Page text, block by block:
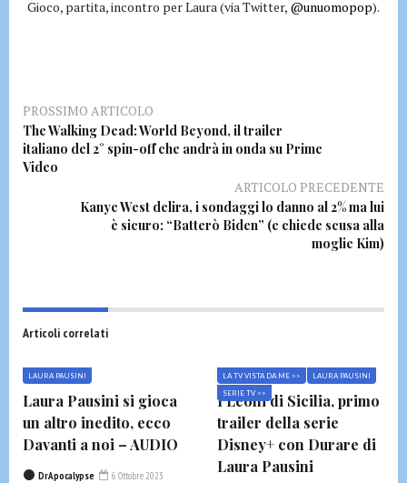
Gioco, partita, incontro per Laura (via Twitter, @unuomopop).
PROSSIMO ARTICOLO
The Walking Dead: World Beyond, il trailer
italiano del 2° spin-off che andrà in onda su Prime
Video
ARTICOLO PRECEDENTE
Kanye West delira, i sondaggi lo danno al 2% ma lui
è sicuro: “Batterò Biden” (e chiede scusa alla
moglie Kim)
Articoli correlati
LAURA PAUSINI
Laura Pausini si gioca
un altro inedito, ecco
Davanti a noi – AUDIO
DrApocalypse 6 Ottobre 2023
LA TV VISTA DA ME >>
LAURA PAUSINI
SERIE TV >>
I Leoni di Sicilia, primo
trailer della serie
Disney+ con Durare di
Laura Pausini